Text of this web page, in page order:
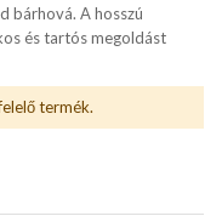
bárhová. A hosszú
és tartós megoldást
termék.